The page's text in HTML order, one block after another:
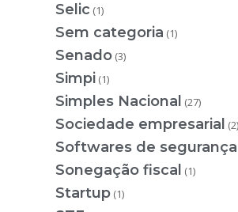
Selic (1)
Sem categoria (1)
Senado (3)
Simpi (1)
Simples Nacional (27)
Sociedade empresarial (2)
Softwares de segurança
Sonegação fiscal (1)
Startup (1)